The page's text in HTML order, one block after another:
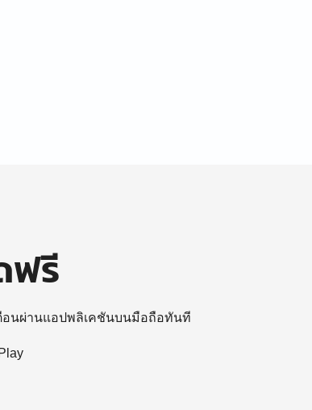
ฟรี
อนผ่านแอปพลิเคชันบนมือถือทันที